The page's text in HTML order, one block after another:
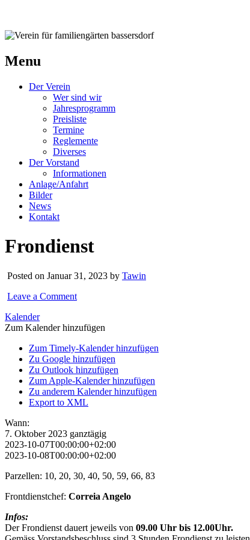
Menu
Der Verein
Wer sind wir
Jahresprogramm
Preisliste
Termine
Reglemente
Diverses
Der Vorstand
Informationen
Anlage/Anfahrt
Bilder
News
Kontakt
Frondienst
Posted on Januar 31, 2023 by Tawin
Leave a Comment
Kalender
Zum Kalender hinzufügen
Zum Timely-Kalender hinzufügen
Zu Google hinzufügen
Zu Outlook hinzufügen
Zum Apple-Kalender hinzufügen
Zu anderem Kalender hinzufügen
Export to XML
Wann:
7. Oktober 2023 ganztägig
2023-10-07T00:00:00+02:00
2023-10-08T00:00:00+02:00
Parzellen: 10, 20, 30, 40, 50, 59, 66, 83
Frontdienstchef: Correia Angelo
Infos:
Der Frondienst dauert jeweils von 09.00 Uhr bis 12.00Uhr.